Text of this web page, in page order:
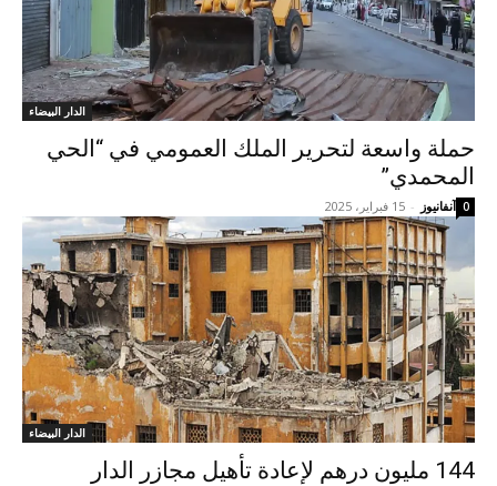
الدار البيضاء
حملة واسعة لتحرير الملك العمومي في “الحي
المحمدي”
آنفانيوز - 15 فبراير، 2025 0
الدار البيضاء
144 مليون درهم لإعادة تأهيل مجازر الدار